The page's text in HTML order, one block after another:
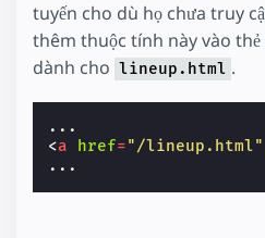
tuyến cho dù họ chưa truy
thêm thuộc tính này vào
dành cho lineup.html .
<a href="/lineup.html"